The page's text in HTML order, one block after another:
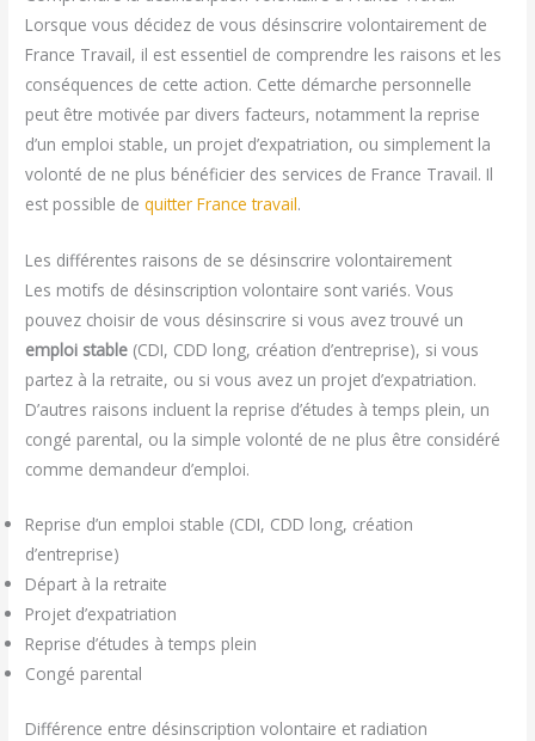
Lorsque vous décidez de vous désinscrire volontairement de
France Travail, il est essentiel de comprendre les raisons et les
conséquences de cette action. Cette démarche personnelle
peut être motivée par divers facteurs, notamment la reprise
d’un emploi stable, un projet d’expatriation, ou simplement la
volonté de ne plus bénéficier des services de France Travail. Il
est possible dequitter France travail.
Les différentes raisons de se désinscrire volontairement
Les motifs de désinscription volontaire sont variés. Vous
pouvez choisir de vous désinscrire si vous avez trouvé un
emploi stable (CDI, CDD long, création d’entreprise), si vous
partez à la retraite, ou si vous avez un projet d’expatriation.
D’autres raisons incluent la reprise d’études à temps plein, un
congé parental, ou la simple volonté de ne plus être considéré
comme demandeur d’emploi.
Reprise d’un emploi stable (CDI, CDD long, création
d’entreprise)
Départ à la retraite
Projet d’expatriation
Reprise d’études à temps plein
Congé parental
Différence entre désinscription volontaire et radiation